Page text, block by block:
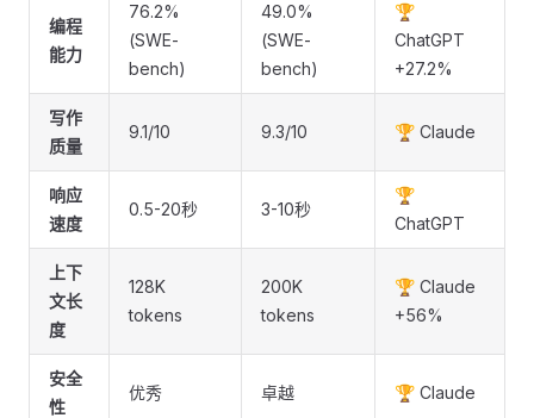
编程
能力
76.2%
(SWE-
bench)
49.0%
(SWE-
bench)
🏆
ChatGPT
+27.2%
写作
质量
9.1/10 9.3/10 🏆 Claude
响应
速度
0.5-20秒 3-10秒
🏆
ChatGPT
上下
文长
度
128K
tokens
200K
tokens
🏆 Claude
+56%
安全
性
优秀 卓越 🏆 Claude